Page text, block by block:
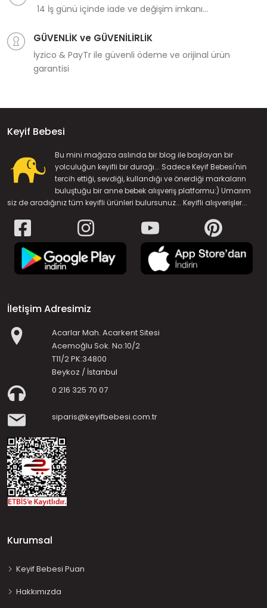
14 İş günü içinde iade ve değişim imkanı...
GÜVENLİK ve GÜVENİLİRLİK
İyzico & PayTr ile güvenli ödeme ve orijinal ürün
garantisi
Keyif Bebesi
Bu mini mağaza aslında bir blog ile başlayan bir
yolculuğun keyifli bir durağı... Sadece Keyif Bebesi'nin
tercih ettiği, sevdiği, kullandığı ve önerdiği markaların
buluştuğu bir anne bebek alışveriş platformu:) Umarım
siz de aradığınız tüm keyifli ürünleri bulursunuz... Keyifli alışverişler...
İletişim Adresimiz
Acarlar Mah. Acarkent Sitesi
Acemoğlu Sok. No:10/2
T11/2 PK:34800
Beykoz / İstanbul
0 216 325 70 07
siparis@keyifbebesi.com.tr
Kurumsal
Keyif Bebesi Puan
Hakkımızda